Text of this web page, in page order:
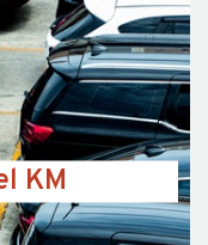
KM